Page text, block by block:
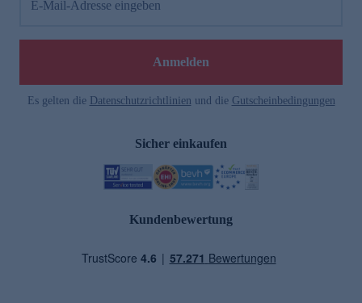
E-Mail-Adresse eingeben
Anmelden
Es gelten die Datenschutzrichtlinien und die Gutscheinbedingungen
Sicher einkaufen
Kundenbewertung